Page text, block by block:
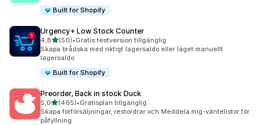
Built for Shopify
Urgency+ Low Stock Counter
4,8av 5 stjärnor
(50)
50 recensioner totalt
•Gratis testversion tillgänglig
Skapa brådska med riktigt lagersaldo eller läget manuellt
lagersaldo
Built for Shopify
Preorder, Back in stock Duck
5,0av 5 stjärnor
(465)
465 recensioner totalt
•Gratisplan tillgänglig
Skapa förförsäljningar, restordrar och Meddela mig-väntelistor för
påfyllning